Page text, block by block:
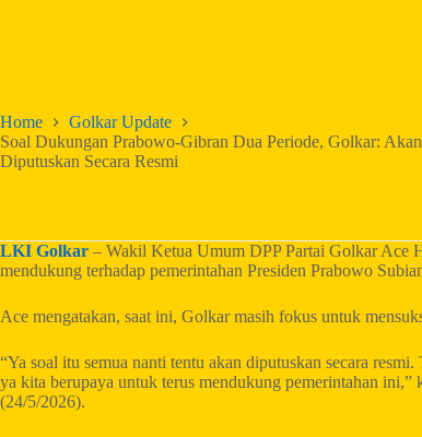
Home
Golkar Update
Soal Dukungan Prabowo-Gibran Dua Periode, Golkar: Akan
Diputuskan Secara Resmi
LKI Golkar – Wakil Ketua Umum DPP Partai Golkar Ace
mendukung terhadap pemerintahan Presiden Prabowo
Ace mengatakan, saat ini, Golkar masih fokus untuk
“Ya soal itu semua nanti tentu akan diputuskan secara
ya kita berupaya untuk terus mendukung pemerintahan
(24/5/2026).